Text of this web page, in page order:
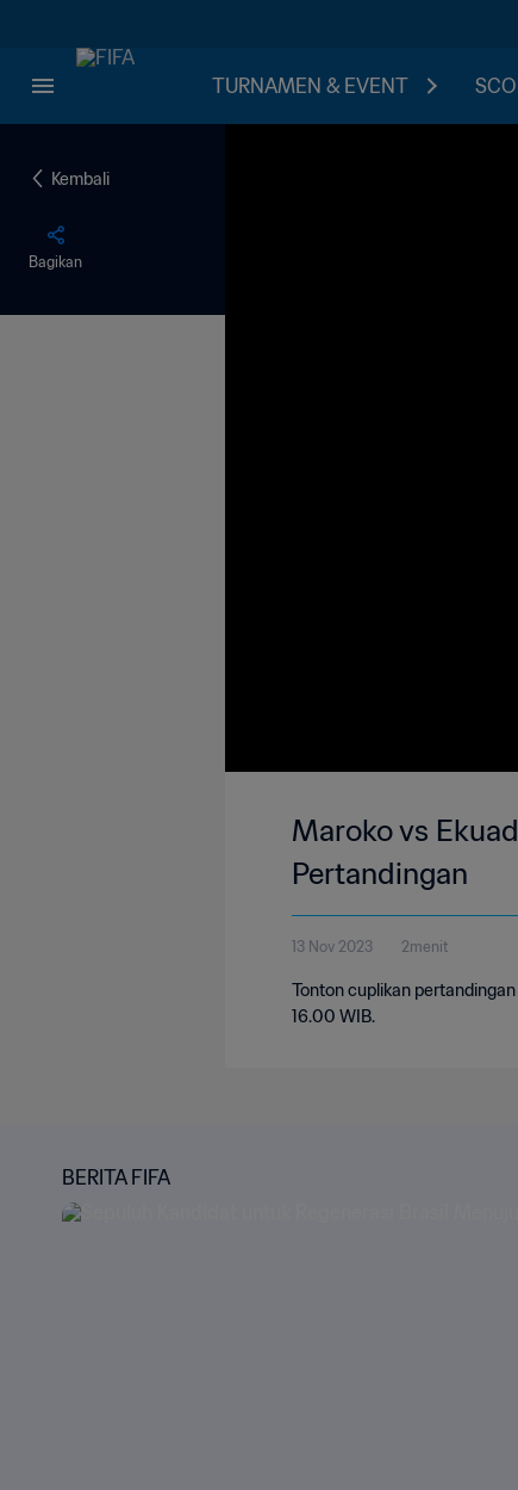
TURNAMEN & EVENT
Kembali
Bagikan
Maroko vs
Pertandingan
13 Nov 2023 2menit
Tonton cuplikan
16.00 WIB.
BERITA FIFA